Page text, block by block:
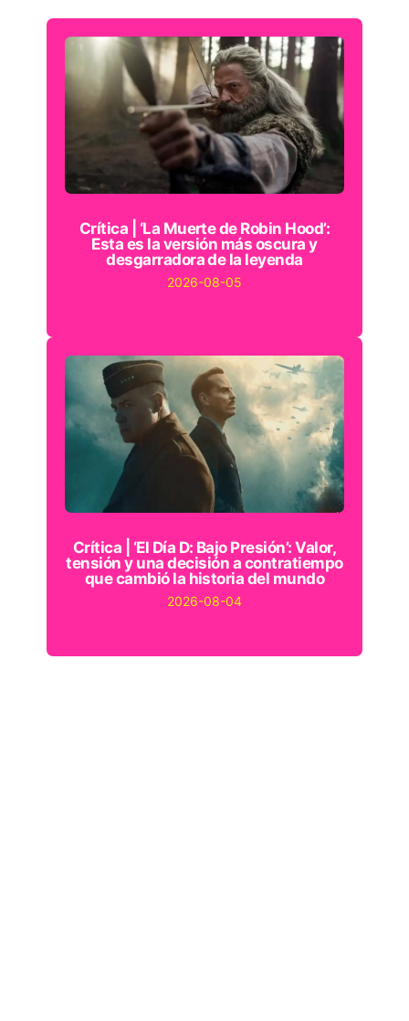
Crítica | ‘La Muerte de Robin Hood’:
Esta es la versión más oscura y
desgarradora de la leyenda
2026-08-05
Crítica | ‘El Día D: Bajo Presión’: Valor,
tensión y una decisión a contratiempo
que cambió la historia del mundo
2026-08-04